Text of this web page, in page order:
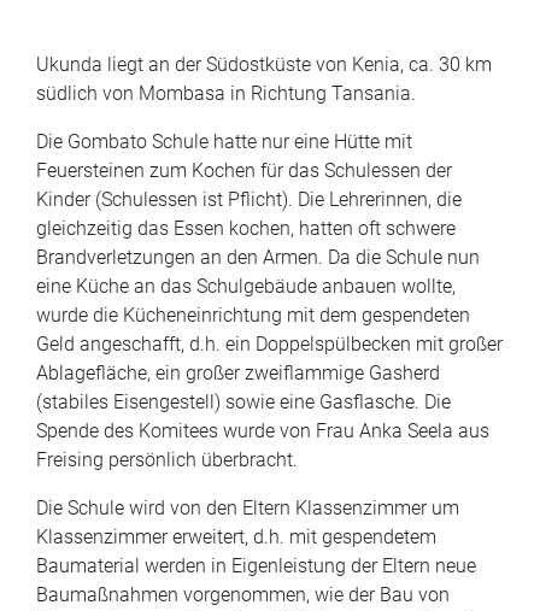
Ukunda liegt an der Südostküste von Kenia, ca. 30 km
südlich von Mombasa in Richtung Tansania.
Die Gombato Schule hatte nur eine Hütte mit
Feuersteinen zum Kochen für das Schulessen der
Kinder (Schulessen ist Pflicht). Die Lehrerinnen, die
gleichzeitig das Essen kochen, hatten oft schwere
Brandverletzungen an den Armen. Da die Schule nun
eine Küche an das Schulgebäude anbauen wollte,
wurde die Kücheneinrichtung mit dem gespendeten
Geld angeschafft, d.h. ein Doppelspülbecken mit großer
Ablagefläche, ein großer zweiflammige Gasherd
(stabiles Eisengestell) sowie eine Gasflasche. Die
Spende des Komitees wurde von Frau Anka Seela aus
Freising persönlich überbracht.
Die Schule wird von den Eltern Klassenzimmer um
Klassenzimmer erweitert, d.h. mit gespendetem
Baumaterial werden in Eigenleistung der Eltern neue
Baumaßnahmen vorgenommen, wie der Bau von